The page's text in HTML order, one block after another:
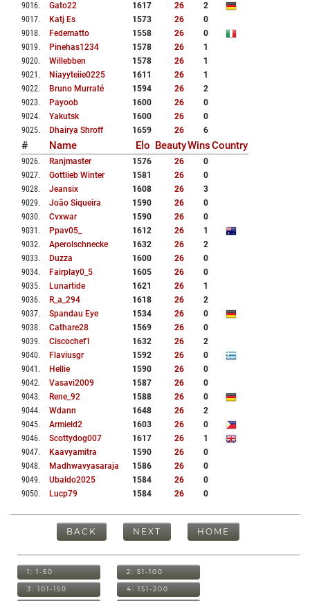
9016. Gato22 1617 26
2
9017. Katj Es 1573 26
0
9018. Fedematto 1558 26
0
9019. Pinehas1234 1578 26
1
9020. Willebben 1578 26
1
9021 . Niayyteiie0225 1611 26
1
9022. Bruno Murraté 1594 26
2
9023. Payoob 1600 26
0
9024. Yakutsk 1600 26
0
9025. Dhairya Shroff 1659 26 6
# Name Elo BeautyWinsCountry
9026. Ranjmaster 1576 26
0
9027. Gottlieb Winter 1581 26
0
9028. Jeansix 1608 26
3
9029. João Siqueira 1590 26
0
9030. Cvxwar 1590 26
0
9031 . Ppav05_ 1612 26
1
9032. Aperolschnecke 1632 26
2
9033. Duzza 1600 26
0
9034. Fairplay0_5 1605 26
0
9035. Lunartide 1621 26
1
9036. R_a_294 1618 26
2
9037. Spandau Eye 1534 26
0
9038. Cathare28 1569 26
0
9039. Ciscochef1 1632 26
2
9040. Flaviusgr 1592 26
0
9041 . Hellie 1590 26
0
9042. Vasavi2009 1587 26
0
9043. Rene_92 1588 26
0
9044. Wdann 1648 26
2
9045. Armield2 1603 26
0
9046. Scottydog007 1617 26
1
9047. Kaavyamitra 1590 26
0
9048. Madhwavyasaraja 1586 26
0
9049. Ubaldo2025 1584 26
0
9050. Lucp79 1584 26 0
BACK NEXT HOME
1: 1-50 2: 51-100
3: 101-150 4: 151-200